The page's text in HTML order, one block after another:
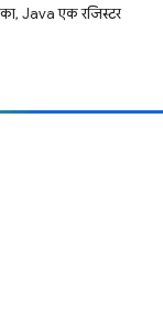
Java एक रजिस्टर